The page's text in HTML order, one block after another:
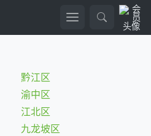
黔江区
渝中区
江北区
九龙坡区